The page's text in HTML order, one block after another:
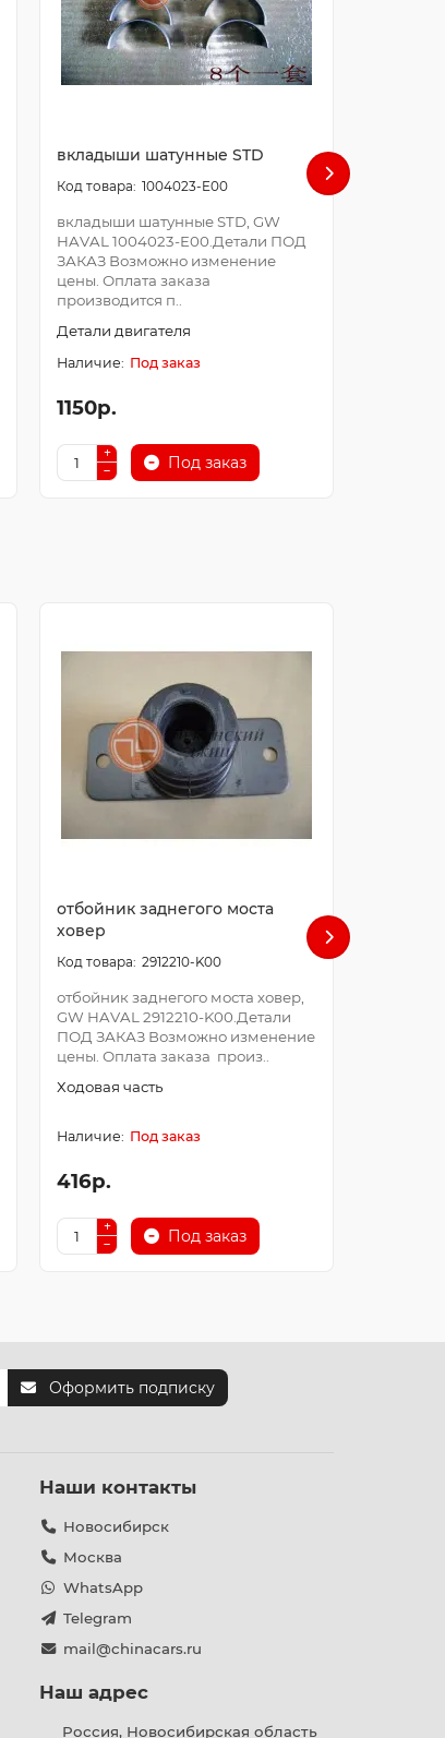
вкладыши шатунные STD
1004023-E00
вкладыши шатунные STD, GW
HAVAL 1004023-E00.Детали ПОД
ЗАКАЗ Возможно изменение
цены. Оплата заказа
производится п..
Детали двигателя
Под заказ
1150р.
Под заказ
отбойник заднегого моста
ховер
2912210-K00
отбойник заднегого моста ховер,
GW HAVAL 2912210-K00.Детали
ПОД ЗАКАЗ Возможно изменение
цены. Оплата заказа произ..
Ходовая часть
Под заказ
416р.
Под заказ
Оформить подписку
Наши контакты
Новосибирск
Москва
WhatsApp
Telegram
mail@chinacars.ru
Наш адрес
Россия, Новосибирская область